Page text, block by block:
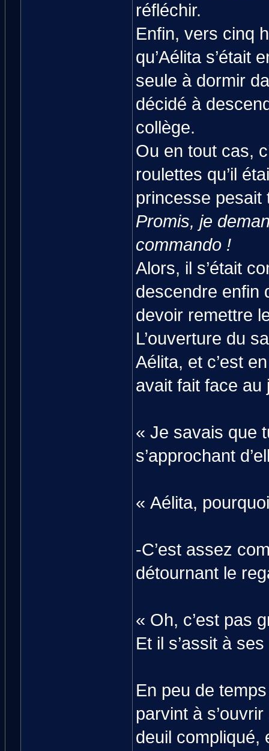
réfléchir.
Enfin, vers cinq
qu’Aélita s’était
seule à dormir
décidé à
collège.
Ou en tout cas,
roulettes qu’il
princesse pesait
Promis, je
commando !
Alors, il s’était
descendre enfin
devoir remettre
L’ouverture du
Aélita, et c’est
avait fait face au
« Je savais que
s’approchant
« Aélita,
-C’est assez
détournant le
« Oh, c’est pas
Et il s’assit à
En peu de
parvint à
deuil compliqué,